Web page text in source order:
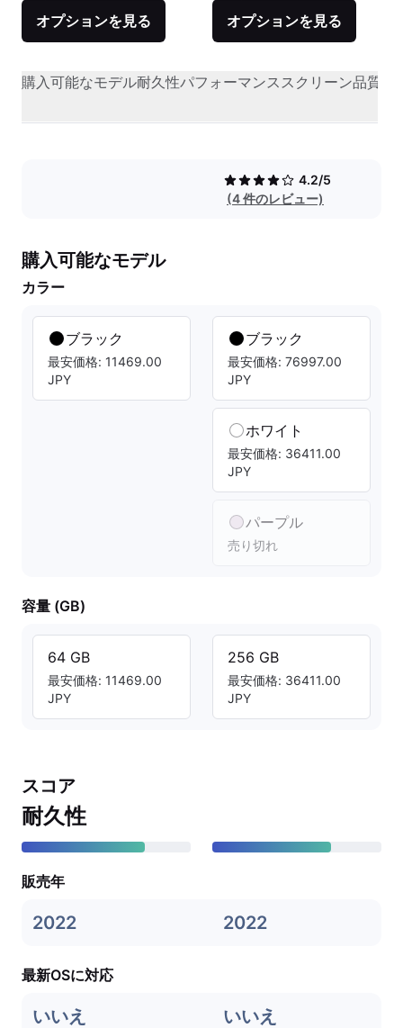
オプションを見る オプションを見る
購入可能なモデル耐久性パフォーマンススクリーン品質
4.2/5
(4 件のレビュー)
購入可能なモデル
カラー
ブラック
最安価格: 11469.00
JPY
ブラック
最安価格: 76997.00
JPY
ホワイト
最安価格: 36411.00
JPY
パープル
売り切れ
容量 (GB)
64 GB
最安価格: 11469.00
JPY
256 GB
最安価格: 36411.00
JPY
スコア
耐久性
販売年
2022 2022
最新OSに対応
いいえ いいえ